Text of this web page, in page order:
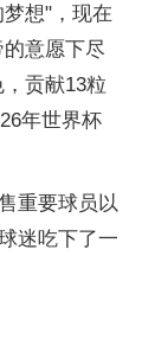
想"，现在
意愿下尽
贡献13粒
年世界杯
重要球员以
迷吃下了一